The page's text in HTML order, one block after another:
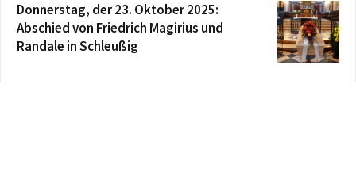
Donnerstag, der 23. Oktober 2025:
Abschied von Friedrich Magirius und
Randale in Schleußig